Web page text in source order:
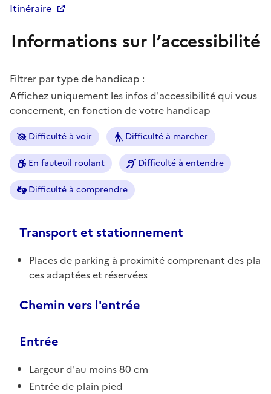
Itinéraire
Informations sur l’accessibilité
Filtrer par type de handicap :
Affichez uniquement les infos d'accessibilité qui vous
concernent, en fonction de votre handicap
Difficulté à voir Difficulté à marcher
En fauteuil roulant Difficulté à entendre
Difficulté à comprendre
Transport et stationnement
Places de parking à proximité comprenant des pla
ces adaptées et réservées
Chemin vers l'entrée
Entrée
Largeur d'au moins 80 cm
Entrée de plain pied